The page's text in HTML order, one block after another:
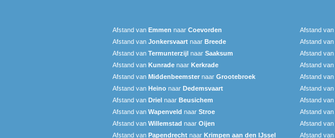
Afstand van Emmen naar Coevorden Afstand van
Afstand van Jonkersvaart naar Breede Afstand van
Afstand van Termunterzijl naar Saaksum Afstand van
Afstand van Kunrade naar Kerkrade Afstand van
Afstand van Middenbeemster naar Grootebroek Afstand van
Afstand van Heino naar Dedemsvaart Afstand van
Afstand van Driel naar Beusichem Afstand van
Afstand van Wapenveld naar Stroe Afstand van
Afstand van Willemstad naar Oijen Afstand van
Afstand van Papendrecht naar Krimpen aan den IJssel Afstand van